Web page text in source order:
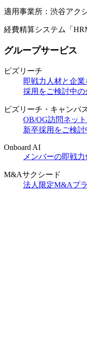
適用事業所：渋谷アク
経費精算システム「
グループサービス
ビズリーチ
即戦力人材と企
採用をご検討中の
ビズリーチ・キャンパ
OB/OG訪問ネッ
新卒採用をご検
Onboard AI
メンバーの即戦
M&Aサクシード
法人限定M&Aプ